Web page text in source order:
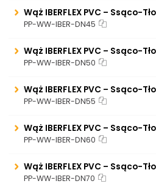
Wąż IBERFLEX PVC – Ssąco-
PP-WW-IBER-DN45
Wąż IBERFLEX PVC – Ssąco-
PP-WW-IBER-DN50
Wąż IBERFLEX PVC – Ssąco-
PP-WW-IBER-DN55
Wąż IBERFLEX PVC – Ssąco-
PP-WW-IBER-DN60
Wąż IBERFLEX PVC – Ssąco-
PP-WW-IBER-DN70